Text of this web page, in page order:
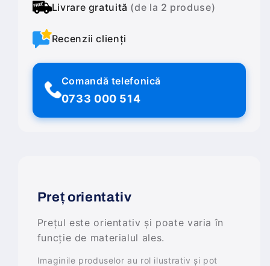
Livrare gratuită (de la 2 produse)
Recenzii clienți
Comandă telefonică
0733 000 514
Preț orientativ
Prețul este orientativ și poate varia în
funcție de materialul ales.
Imaginile produselor au rol ilustrativ și pot